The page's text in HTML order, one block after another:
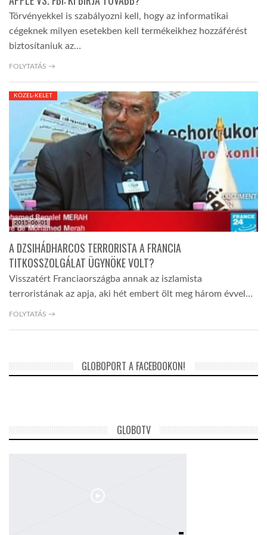
Törvényekkel is szabályozni kell, hogy az informatikai
cégeknek milyen esetekben kell termékeikhez hozzáférést
biztosítaniuk az…
FOLYTATÁS →
2015-06-01
KÖZEL-KELET
A DZSIHÁDHARCOS TERRORISTA A FRANCIA
TITKOSSZOLGÁLAT ÜGYNÖKE VOLT?
Visszatért Franciaországba annak az iszlamista
terroristának az apja, aki hét embert ölt meg három évvel…
FOLYTATÁS →
GLOBOPORT A FACEBOOKON!
GLOBOTV